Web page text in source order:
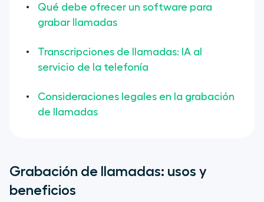
Qué debe ofrecer un software para
grabar llamadas
Transcripciones de llamadas: IA al
servicio de la telefonía
Consideraciones legales en la grabación
de llamadas
Grabación de llamadas: usos y
beneficios